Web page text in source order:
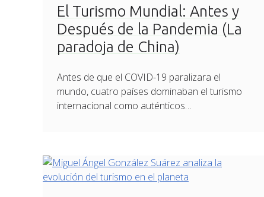
El Turismo Mundial: Antes y
Después de la Pandemia (La
paradoja de China)
Antes de que el COVID-19 paralizara el
mundo, cuatro países dominaban el turismo
internacional como auténticos…